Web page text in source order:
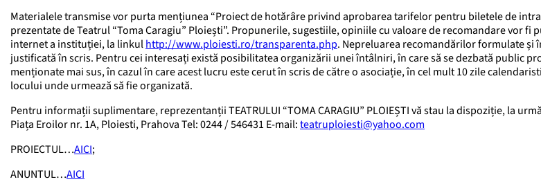
Materialele transmise vor purta mențiunea “Proiect de hotărâre privind aprobarea tarifelor pentru biletele de
prezentate de Teatrul “Toma Caragiu” Ploiești”. Propunerile, sugestiile, opiniile cu valoare de recomandare vor fi
internet a instituției, la linkulhttp://www.ploiesti.ro/transparenta.php. Nepreluarea recomandărilor formulate și
justificată în scris. Pentru cei interesați există posibilitatea organizării unei întâlniri, în care să se dezbată public
menționate mai sus, în cazul în care acest lucru este cerut în scris de către o asociație, în cel mult 10 zile
locului unde urmează să fie organizată.
Pentru informații suplimentare, reprezentanții TEATRULUI “TOMA CARAGIU” PLOIEȘTI vă stau la dispoziție, la
Piața Eroilor nr. 1A, Ploiesti, Prahova Tel: 0244 / 546431 E-mail:teatruploiesti@yahoo.com
PROIECTUL…AICI;
ANUNTUL…AICI